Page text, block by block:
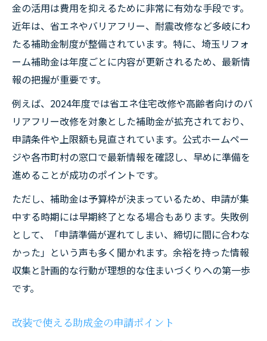
金の活用は費用を抑えるために非常に有効な手段です。
近年は、省エネやバリアフリー、耐震改修など多岐にわ
たる補助金制度が整備されています。特に、埼玉リフォ
ーム補助金は年度ごとに内容が更新されるため、最新情
報の把握が重要です。
例えば、2024年度では省エネ住宅改修や高齢者向けのバ
リアフリー改修を対象とした補助金が拡充されており、
申請条件や上限額も見直されています。公式ホームペー
ジや各市町村の窓口で最新情報を確認し、早めに準備を
進めることが成功のポイントです。
ただし、補助金は予算枠が決まっているため、申請が集
中する時期には早期終了となる場合もあります。失敗例
として、「申請準備が遅れてしまい、締切に間に合わな
かった」という声も多く聞かれます。余裕を持った情報
収集と計画的な行動が理想的な住まいづくりへの第一歩
です。
改装で使える助成金の申請ポイント